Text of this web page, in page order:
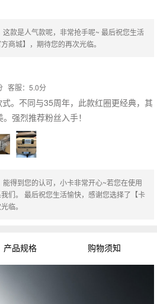
这款是人气款呢，非常抢手呢~ 最后祝您生活
商城】，期待您的再次光临。
客服：5.0分
。不同与35周年，此款红圈更经典，其
强烈推荐粉丝入手！
能得到您的认可，小卡非常开心~若您在使用
们。 最后祝您生活愉快，感谢您选择了【卡
临。
产品规格 购物须知